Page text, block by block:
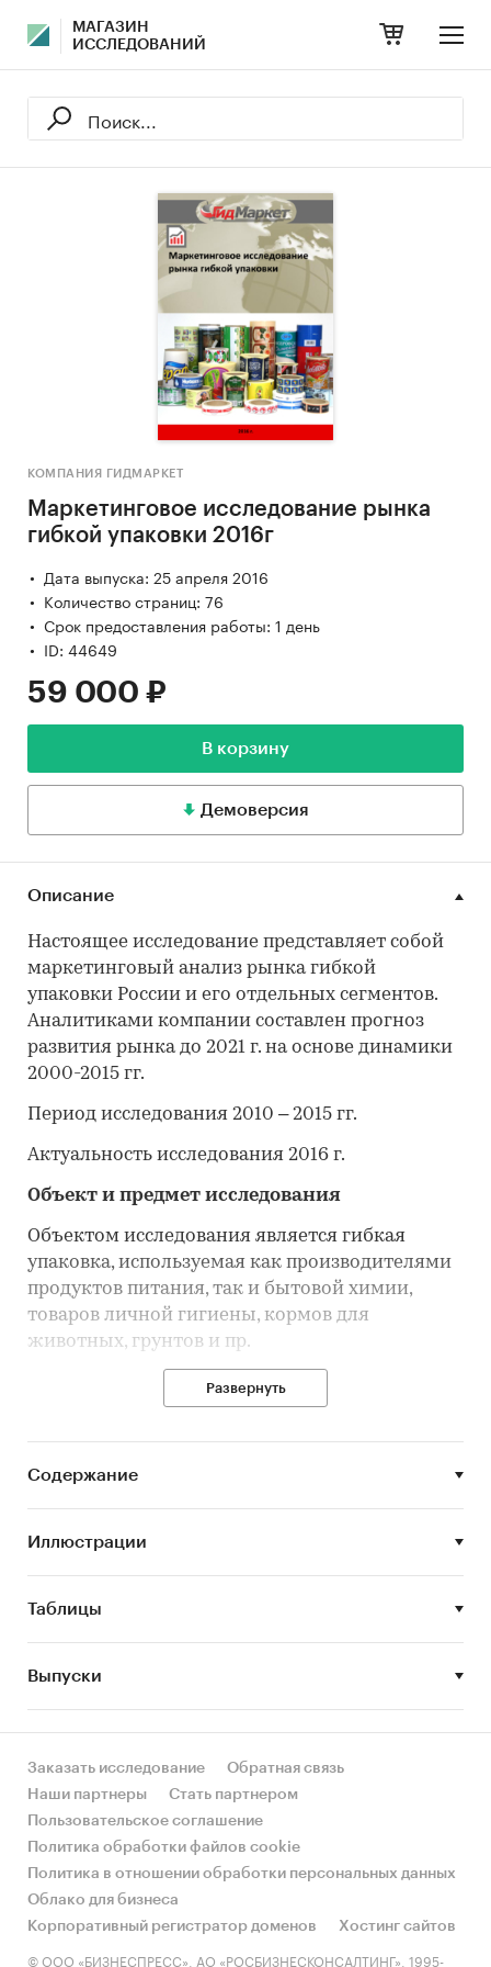
МАГАЗИН
ИССЛЕДОВАНИЙ
КОМПАНИЯ ГИДМАРКЕТ
Маркетинговое исследование рынка
гибкой упаковки 2016г
Дата выпуска: 25 апреля 2016
Количество страниц: 76
Срок предоставления работы: 1 день
ID: 44649
59 000 ₽
В корзину
Демоверсия
Описание
Настоящее исследование представляет собой
маркетинговый анализ рынка гибкой
упаковки России и его отдельных сегментов.
Аналитиками компании составлен прогноз
развития рынка до 2021 г. на основе динамики
2000-2015 гг.
Период исследования 2010 – 2015 гг.
Актуальность исследования 2016 г.
Объект и предмет исследования
Объектом исследования является гибкая
упаковка, используемая как производителями
продуктов питания, так и бытовой химии,
товаров личной гигиены, кормов для
животных, грунтов и пр.
Предметом исследования являются тенденции
рынка гибкой упаковки, основные участники:
Цель исследования:
Задачи исследования:
упаковки;
Оценка объема и потенциальной емкости
рынка гибкой упаковки;
STEEP-анализ факторов, влияющих на
рынок гибкой упаковки;Описание основных
конкурентов;
Анализ отдельных сегментов рынка гибкой
упаковки;
Оценка основных потребителей и
выявление перспективных ниш;
Оценка текущих тенденций и перспектив
развития рынка;
Развернуть
Содержание
Иллюстрации
Таблицы
Выпуски
Заказать исследование
Обратная связь
Наши партнеры
Стать партнером
Пользовательское соглашение
Политика обработки файлов cookie
Политика в отношении обработки персональных данных
Облако для бизнеса
Корпоративный регистратор доменов
Хостинг сайтов
© ООО «БИЗНЕСПРЕСС», АО «РОСБИЗНЕСКОНСАЛТИНГ», 1995-